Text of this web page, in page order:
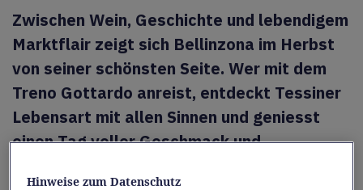
Zwischen Wein, Geschichte und lebendigem
Marktflair zeigt sich Bellinzona im Herbst
von seiner schönsten Seite. Wer mit dem
Treno Gottardo anreist, entdeckt Tessiner
Lebensart mit allen Sinnen und geniesst
einen Tag voller Geschmack und
Hinweise zum Datenschutz